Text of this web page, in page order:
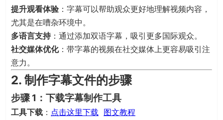
提升观看体验 ：字幕可以帮助观众更好地理解视频内容，
尤其是在嘈杂环境中。
多语言支持：通过添加双语字幕，吸引更多国际观众。
社交媒体优化：带字幕的视频在社交媒体上更容易吸引注
意力。
2. 制作字幕文件的步骤
步骤 1：下载字幕制作工具
工具下载 ： 点击这里下载 图文教程